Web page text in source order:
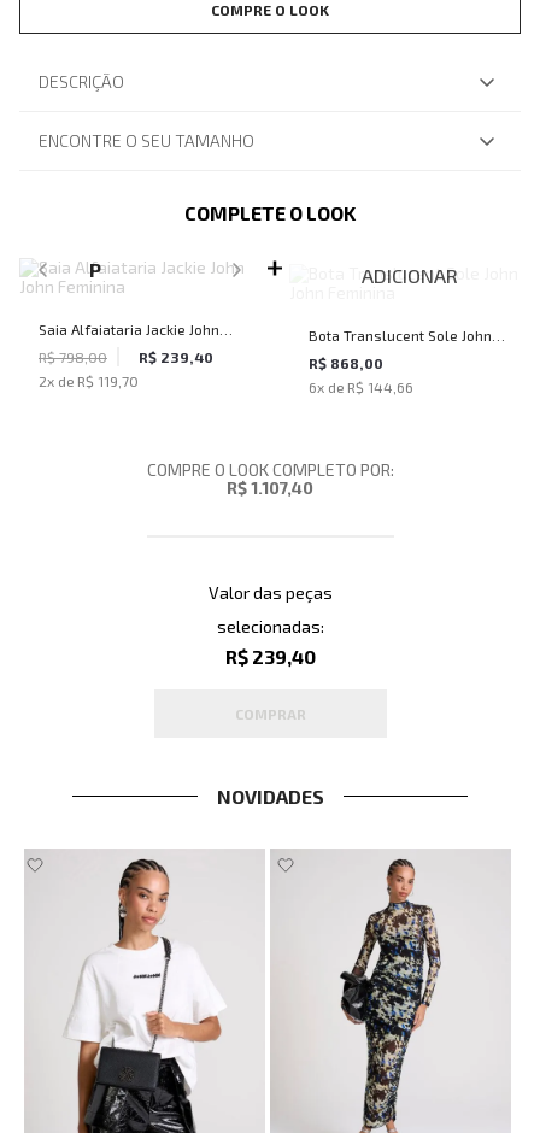
COMPRE O LOOK
DESCRIÇÃO
ENCONTRE O SEU TAMANHO
COMPLETE O LOOK
P
Saia Alfaiataria Jackie John
John Feminina
R$ 798,00
R$ 239,40
2x de R$ 119,70
ADICIONAR
Bota Translucent Sole John
John Feminina
R$ 868,00
6x de R$ 144,66
COMPRE O LOOK COMPLETO POR:
R$ 1.107,40
Valor das peças
selecionadas:
R$ 239,40
COMPRAR
NOVIDADES